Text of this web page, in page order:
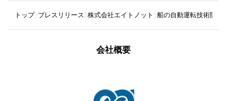
トップ プレスリリース 株式会社エイトノット 船の自動運転技術開発
会社概要